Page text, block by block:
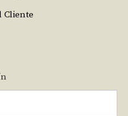
Cliente